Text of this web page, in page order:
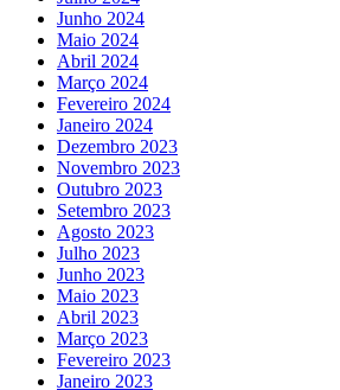
Junho 2024
Maio 2024
Abril 2024
Março 2024
Fevereiro 2024
Janeiro 2024
Dezembro 2023
Novembro 2023
Outubro 2023
Setembro 2023
Agosto 2023
Julho 2023
Junho 2023
Maio 2023
Abril 2023
Março 2023
Fevereiro 2023
Janeiro 2023